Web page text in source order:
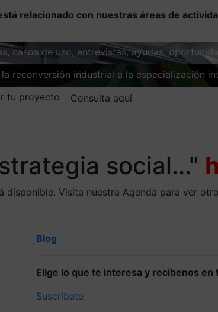
relacionado con nuestras áreas de
casos de uso, entrevistas, ayudas,
la reconversión industrial a la especialización
tu proyecto
Consulta aquí
social..."
disponible. Visita nuestra Agenda para ver
Blog
Elige lo que te interesa y recíbenos en
Suscríbete